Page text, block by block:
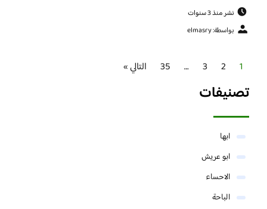
نشر منذ 3 سنوات
بواسطة: elmasry
1
2
3
…
35 التالي »
تصنيفات
ابها
ابو عريش
الاحساء
الباحة